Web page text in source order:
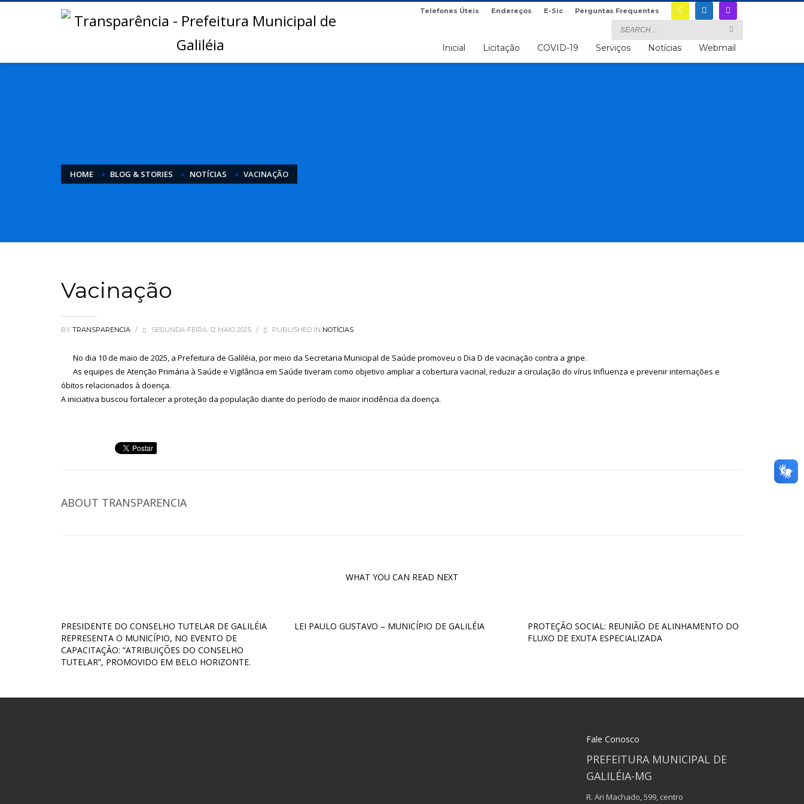
Telefones Úteis Endereços E-Sic Perguntas Frequentes
Inicial Licitação COVID-19 Serviços Notícias Webmail
HOME BLOG & STORIES NOTÍCIAS VACINAÇÃO
Vacinação
BY TRANSPARENCIA / SEGUNDA-FEIRA, 12 MAIO 2025 / PUBLISHED IN NOTÍCIAS
No dia 10 de maio de 2025, a Prefeitura de Galiléia, por meio da Secretaria Municipal de Saúde promoveu o Dia D de vacinação contra a gripe.
As equipes de Atenção Primária à Saúde e Vigilância em Saúde tiveram como objetivo ampliar a cobertura vacinal, reduzir a circulação do vírus Influenza e prevenir internações e
óbitos relacionados à doença.
A iniciativa buscou fortalecer a proteção da população diante do período de maior incidência da doença.
ABOUT TRANSPARENCIA
WHAT YOU CAN READ NEXT
PRESIDENTE DO CONSELHO TUTELAR DE GALILÉIA
REPRESENTA O MUNICÍPIO, NO EVENTO DE
CAPACITAÇÃO: “ATRIBUIÇÕES DO CONSELHO
TUTELAR”, PROMOVIDO EM BELO HORIZONTE.
LEI PAULO GUSTAVO – MUNICÍPIO DE GALILÉIA
PROTEÇÃO SOCIAL: REUNIÃO DE ALINHAMENTO DO
FLUXO DE EXUTA ESPECIALIZADA
Fale Conosco
PREFEITURA MUNICIPAL DE
GALILÉIA-MG
R. Ari Machado, 599, centro